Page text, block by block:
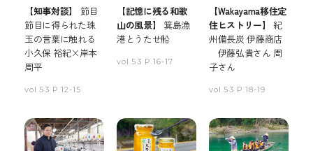
【知事対談】 節目
節目に得られた珠
玉の言葉に触れる
小久保 裕紀×岸本
周平
vol.53 P.12-15
【記憶に残る和歌
山の風景】 箕島漁
港とうたせ船
vol.53 P.16-17
【Wakayama移住定
住ヒストリー】紀
州備長炭 伊藤商店
伊藤弘貴さん 周
子さん
vol.53 P.18-19